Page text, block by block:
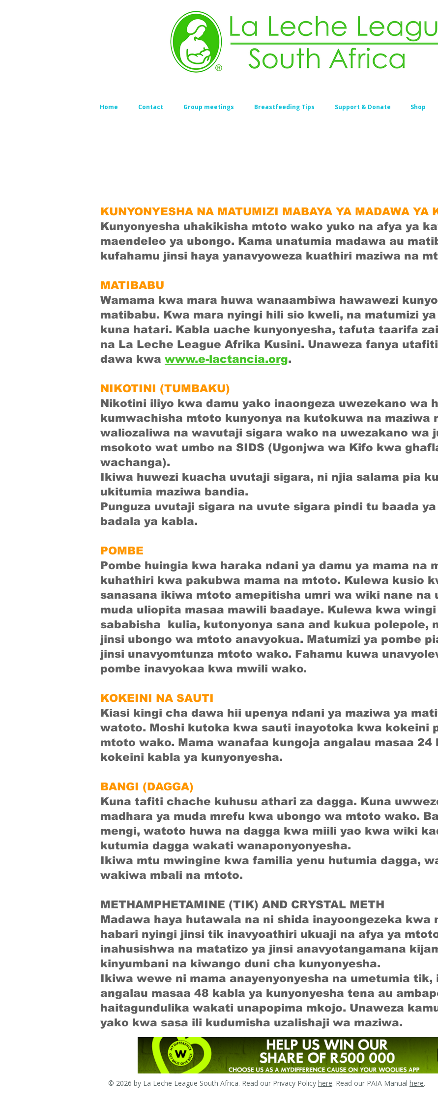
Home Contact Group meetings Breastfeeding Tips Support & Donate Shop
KUNYONYESHA NA MATUMIZI MABAYA YA MADAWA YA
Kunyonyesha uhakikisha mtoto wako yuko na afya ya
maendeleo ya ubongo. Kama unatumia madawa au
kufahamu jinsi haya yanavyoweza kuathiri maziwa na
MATIBABU
Wamama kwa mara huwa wanaambiwa hawawezi
matibabu. Kwa mara nyingi hili sio kweli, na matumizi
kuna hatari. Kabla uache kunyonyesha, tafuta taarifa
na La Leche League Afrika Kusini. Unaweza fanya
dawa kwa www.e-lactancia.org.
NIKOTINI (TUMBAKU)
Nikotini iliyo kwa damu yako inaongeza uwezekano wa
kumwachisha mtoto kunyonya na kutokuwa na maziwa
waliozaliwa na wavutaji sigara wako na uwezakano wa
msokoto wat umbo na SIDS (Ugonjwa wa Kifo kwa
wachanga).
Ikiwa huwezi kuacha uvutaji sigara, ni njia salama pia
ukitumia maziwa bandia.
Punguza uvutaji sigara na uvute sigara pindi tu baada
badala ya kabla.
POMBE
Pombe huingia kwa haraka ndani ya damu ya mama na
kuhathiri kwa pakubwa mama na mtoto. Kulewa kusio
sanasana ikiwa mtoto amepitisha umri wa wiki nane na
muda uliopita masaa mawili baadaye. Kulewa kwa
sababisha kulia, kutonyonya sana and kukua polepole,
jinsi ubongo wa mtoto anavyokua. Matumizi ya pombe
jinsi unavyomtunza mtoto wako. Fahamu kuwa
pombe inavyokaa kwa mwili wako.
KOKEINI NA SAUTI
Kiasi kingi cha dawa hii upenya ndani ya maziwa ya
watoto. Moshi kutoka kwa sauti inayotoka kwa kokeini
mtoto wako. Mama wanafaa kungoja angalau masaa 24
kokeini kabla ya kunyonyesha.
BANGI (DAGGA)
Kuna tafiti chache kuhusu athari za dagga. Kuna
madhara ya muda mrefu kwa ubongo wa mtoto wako.
mengi, watoto huwa na dagga kwa miili yao kwa wiki
kutumia dagga wakati wanaponyonyesha.
Ikiwa mtu mwingine kwa familia yenu hutumia dagga,
wakiwa mbali na mtoto.
METHAMPHETAMINE (TIK) AND CRYSTAL METH
Madawa haya hutawala na ni shida inayoongezeka kwa
habari nyingi jinsi tik inavyoathiri ukuaji na afya ya
inahusishwa na matatizo ya jinsi anavyotangamana
kinyumbani na kiwango duni cha kunyonyesha.
Ikiwa wewe ni mama anayenyonyesha na umetumia tik,
angalau masaa 48 kabla ya kunyonyesha tena au
haitagundulika wakati unapopima mkojo. Unaweza
yako kwa sasa ili kudumisha uzalishaji wa maziwa.
© 2026 by La Leche League South Africa. Read our Privacy Policy here. Read our PAIA Manual here.